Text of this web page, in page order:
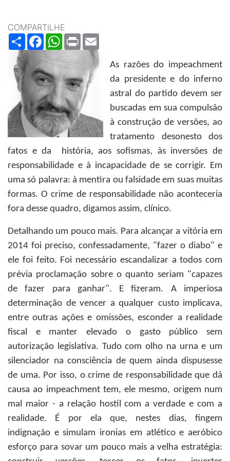
COMPARTILHE
ShareFacebookWhatsApp
Print
As razões do impeachment
da presidente e do inferno
astral do partido devem ser
buscadas em sua compulsão
à construção de versões, ao
tratamento desonesto dos
fatos e da história, aos sofismas, às inversões de
responsabilidade e à incapacidade de se corrigir. Em
uma só palavra: à mentira ou falsidade em suas muitas
formas. O crime de responsabilidade não aconteceria
fora desse quadro, digamos assim, clínico.
Detalhando um pouco mais. Para alcançar a vitória em
2014 foi preciso, confessadamente, "fazer o diabo" e
ele foi feito. Foi necessário escandalizar a todos com
prévia proclamação sobre o quanto seriam "capazes
de fazer para ganhar". E fizeram. A imperiosa
determinação de vencer a qualquer custo implicava,
entre outras ações e omissões, esconder a realidade
fiscal e manter elevado o gasto público sem
autorização legislativa. Tudo com olho na urna e um
silenciador na consciência de quem ainda dispusesse
de uma. Por isso, o crime de responsabilidade que dá
causa ao impeachment tem, ele mesmo, origem num
mal maior - a relação hostil com a verdade e com a
realidade. É por ela que, nestes dias, fingem
indignação e simulam ironias em atlético e aeróbico
esforço para sovar um pouco mais a velha estratégia: